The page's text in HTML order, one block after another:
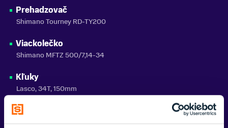
CTM
Prehadzovač
Shimano Tourney RD-TY200
Viackolečko
Shimano MFTZ 500/7,14-34
Kľuky
Lasco, 34T, 150mm
Brzdy
Alhonga V-brake